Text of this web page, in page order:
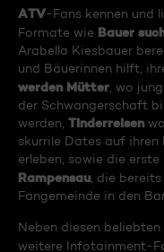
ATV-Fans kennen und
Formate wie Bauer
Arabella Kiesbauer
und Bäuerinnen hilft,
werden Mütter , wo
der Schwangerschaft
werden, Tinderreisen
skurrile Dates auf ihren
erleben, sowie die
Rampensau , die
Fangemeinde in den
Neben diesen
weitere Infotainment-